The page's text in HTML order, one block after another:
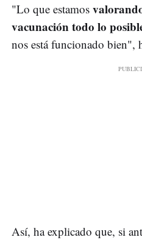
"Lo que estamos
vacunación todo lo
nos está funcionado bien",
Así, ha explicado que, si